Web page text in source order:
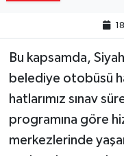
Bu kapsamda,
belediye otobüsü
hatlarımız sınav
programına göre
merkezlerinde